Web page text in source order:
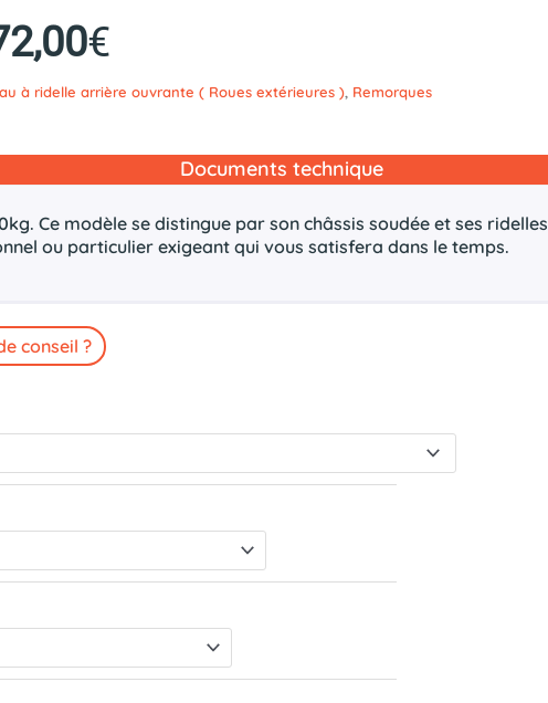
€
à ridelle arrière ouvrante ( Roues extérieures ), Remorques
Documents technique
Ce modèle se distingue par son châssis soudée et ses ridelles
ou particulier exigeant qui vous satisfera dans le temps.
conseil ?